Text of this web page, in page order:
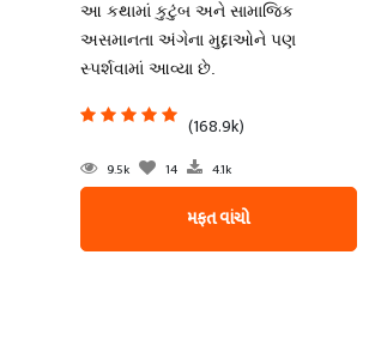
આ કથામાં કુટુંબ અને સામાજિક
અસમાનતા અંગેના મુદ્દાઓને પણ
સ્પર્શવામાં આવ્યા છે.
(168.9k)
9.5k 14 4.1k
મફત વાંચો